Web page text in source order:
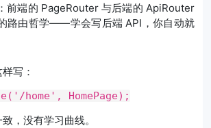
前端的 PageRouter 与后端的 ApiRouter
路由哲学——学会写后端 API，你自动就
写：
home', HomePage);
，没有学习曲线。